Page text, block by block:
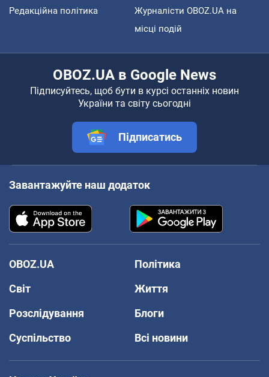
Варто також зазначити, що при цьому він підкреслив
свою прихильність до угоди про кордон і допомоги
наслідки. І Пентагон попереджає, що українські
солдати на передовій у війні з Росією ризикують
залишитися без боєприпасів", – підкреслювали
Редакційна політика
Журналісти OBOZ.UA на
місці подій
OBOZ.UA в Google News
Підписуйтесь, щоб бути в курсі останніх новин
України та світу сьогодні
Підписатись
Завантажуйте наш додаток
OBOZ.UA
Політика
Світ
Життя
Розслідування
Блоги
Суспільство
Всі новини